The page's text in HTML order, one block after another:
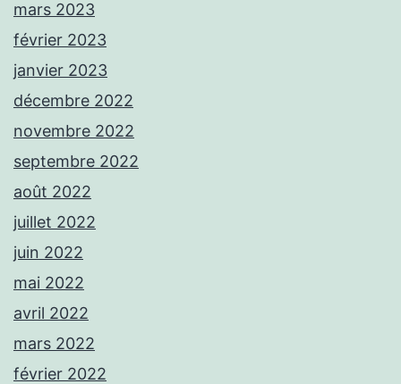
mars 2023
février 2023
janvier 2023
décembre 2022
novembre 2022
septembre 2022
août 2022
juillet 2022
juin 2022
mai 2022
avril 2022
mars 2022
février 2022